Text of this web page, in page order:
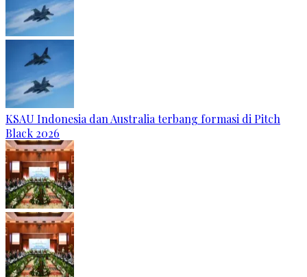
KSAU Indonesia dan Australia terbang formasi di Pitch
Black 2026